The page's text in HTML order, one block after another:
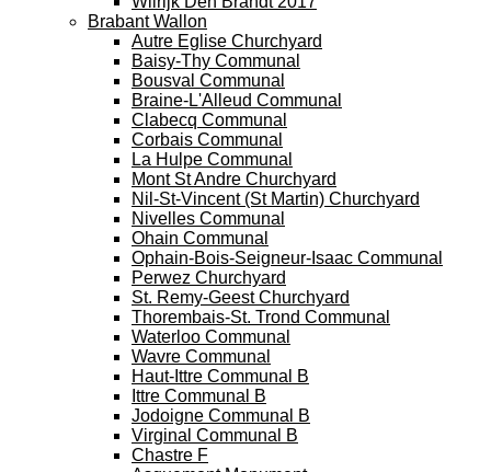
Brabant Wallon
Autre Eglise Churchyard
Baisy-Thy Communal
Bousval Communal
Braine-L'Alleud Communal
Clabecq Communal
Corbais Communal
La Hulpe Communal
Mont St Andre Churchyard
Nil-St-Vincent (St Martin) Churchyard
Nivelles Communal
Ohain Communal
Ophain-Bois-Seigneur-Isaac Communal
Perwez Churchyard
St. Remy-Geest Churchyard
Thorembais-St. Trond Communal
Waterloo Communal
Wavre Communal
Haut-Ittre Communal B
Ittre Communal B
Jodoigne Communal B
Virginal Communal B
Chastre F